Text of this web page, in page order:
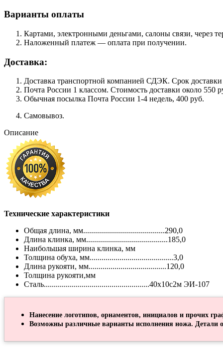
Варианты оплаты
Картами, электронными деньгами, салоны связи, через
Наложенный платеж — оплата при получении.
Доставка:
Доставка транспортной компанией СДЭК. Срок
Почта России 1 классом. Cтоимость доставки около 550
Обычная посылка Почта России 1-4 недель, 400 руб.
Самовывоз.
Описание
Технические характеристики
Общая длина, мм.........................................290,0
Длина клинка, мм.........................................185,0
Наибольшая ширина клинка, мм
Толщина обуха, мм..........................................3,0
Длина рукояти,
Толщина рукояти,мм
Нанесение логотипов, орнаментов, инициалов и прочих
Возможны различные варианты исполнения ножа. Детали